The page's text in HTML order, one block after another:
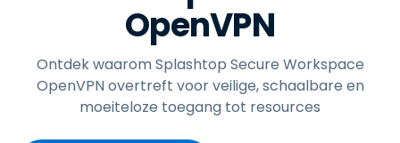
OpenVPN
Ontdek waarom Splashtop Secure Workspace
OpenVPN overtreft voor veilige, schaalbare en
moeiteloze toegang tot resources